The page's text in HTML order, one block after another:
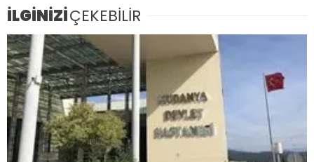
İLGİNİZİÇEKEBİLİR